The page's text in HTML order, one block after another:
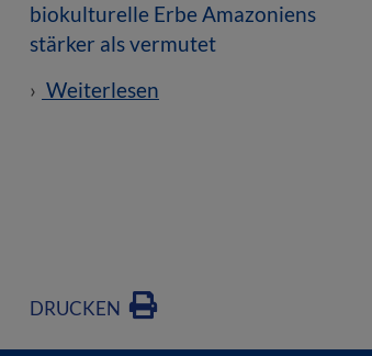
biokulturelle Erbe Amazoniens
stärker als vermutet
Weiterlesen
DRUCKEN